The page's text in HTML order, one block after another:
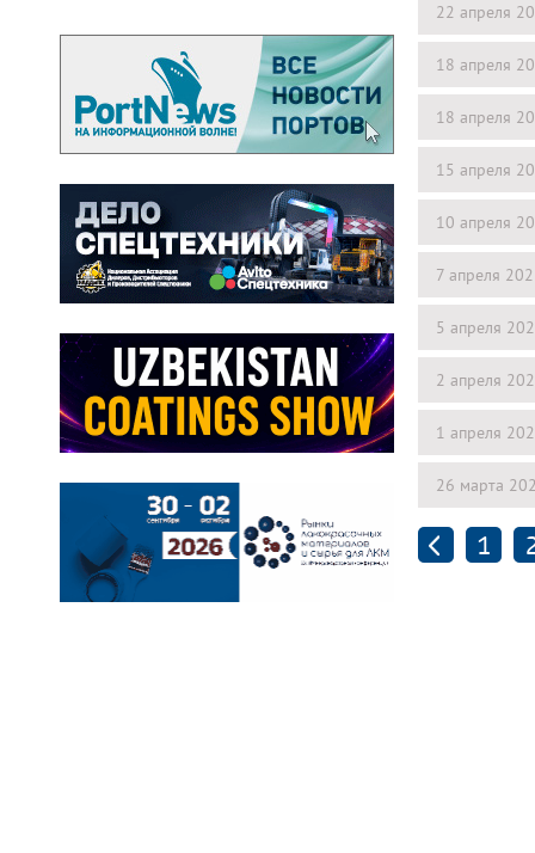
22 апреля
18 апреля
18 апреля
15 апреля
10 апреля
7 апреля
5 апреля
2 апреля
1 апреля
26 марта
1